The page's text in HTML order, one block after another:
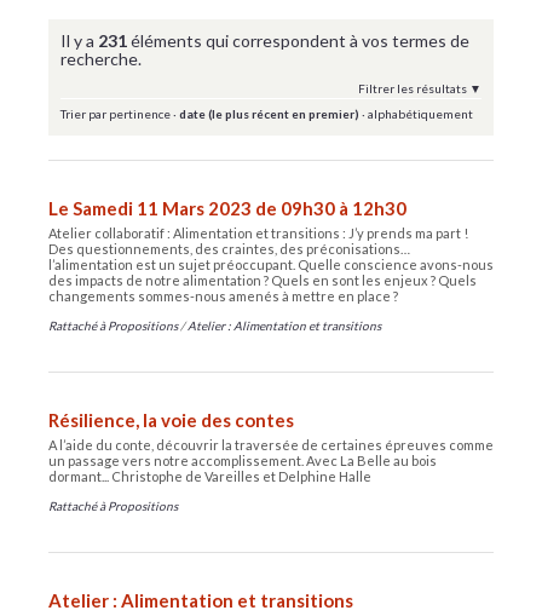
Il y a 231éléments qui correspondent à vos termes de
recherche.
Filtrer les résultats
Trier par pertinence· date (le plus récent en premier) · alphabétiquement
Le Samedi 11 Mars 2023 de 09h30 à 12h30
Atelier collaboratif : Alimentation et transitions : J’y prends ma part !
Des questionnements, des craintes, des préconisations…
l’alimentation est un sujet préoccupant. Quelle conscience avons-nous
des impacts de notre alimentation ? Quels en sont les enjeux ? Quels
changements sommes-nous amenés à mettre en place ?
Rattaché à Propositions /Atelier : Alimentation et transitions
Résilience, la voie des contes
A l’aide du conte, découvrir la traversée de certaines épreuves comme
un passage vers notre accomplissement. Avec La Belle au bois
dormant... Christophe de Vareilles et Delphine Halle
Rattaché à Propositions
Atelier : Alimentation et transitions